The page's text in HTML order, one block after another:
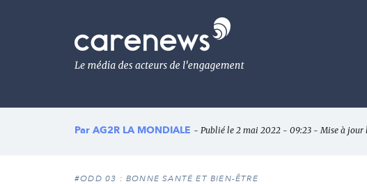
Le
média
de
l'engagement
Par AG2R LA MONDIALE - Publié le 2 mai 2022 - 09:23 - Mise à jour
#ODD 03 : BONNE SANTÉ ET BIEN-ÊTRE